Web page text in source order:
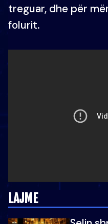
treguar, dhe për
folurit.
LAJME